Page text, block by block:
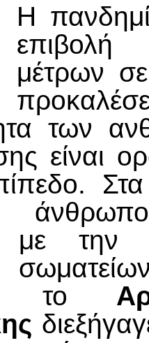
Η
επιβολή
μέτρων
των
είναι
με την
το